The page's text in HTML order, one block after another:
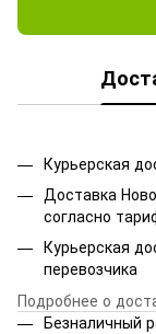
Курьерская
Доставка
согласно
Курьерская
перевозчика
Подробнее о
Безналичный